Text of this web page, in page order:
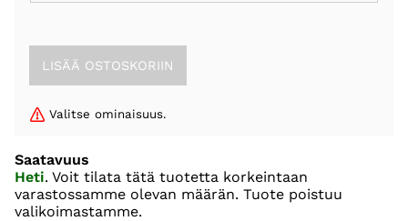
Valitse ominaisuus.
Saatavuus
Heti. Voit tilata tätä tuotetta korkeintaan
varastossamme olevan määrän. Tuote poistuu
valikoimastamme.